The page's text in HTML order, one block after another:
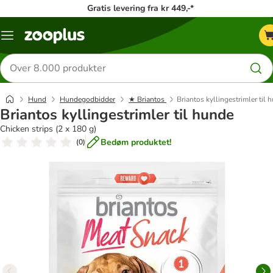
Gratis levering fra kr 449,-*
Menu
Søg
efter
produkter
Hund Hundegodbidder ★ Briantos Briantos kyllingestrimler til
Briantos kyllingestrimler til hunde
Chicken strips (2 x 180 g)
(0) Bedøm produktet!